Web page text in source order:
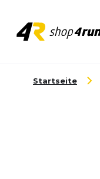
Startseite